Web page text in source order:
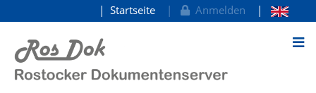
zum Inhalt
Startseite Anmelden